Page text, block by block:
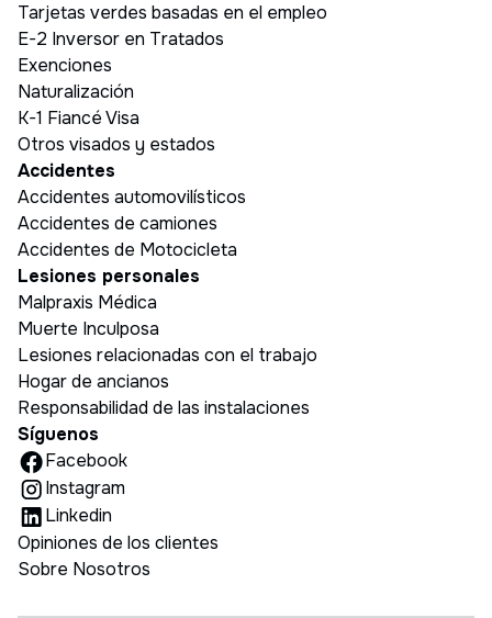
Tarjetas verdes basadas en el empleo
E-2 Inversor en Tratados
Exenciones
Naturalización
K-1 Fiancé Visa
Otros visados y estados
Accidentes
Accidentes automovilísticos
Accidentes de camiones
Accidentes de Motocicleta
Lesiones personales
Malpraxis Médica
Muerte Inculposa
Lesiones relacionadas con el trabajo
Hogar de ancianos
Responsabilidad de las instalaciones
Síguenos
Facebook
Instagram
Linkedin
Opiniones de los clientes
Sobre Nosotros